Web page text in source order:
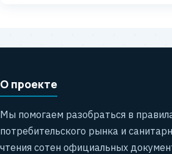
О проекте
Мы помогаем разобраться в
потребительского рынка и
чтения сотен официальных